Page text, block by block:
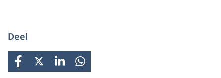
Deel
FACEBOOK
X LINKEDINWHATSAPP